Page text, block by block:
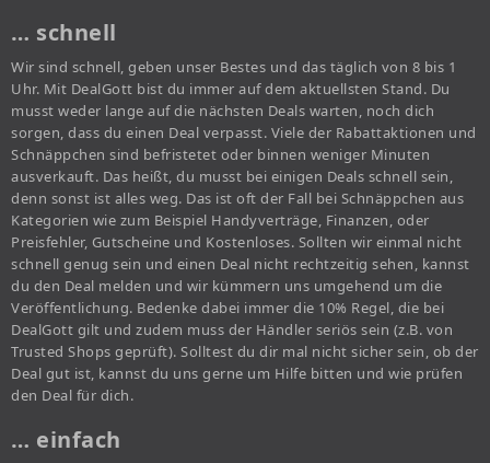
… schnell
Wir sind schnell, geben unser Bestes und das täglich von 8 bis 1
Uhr. Mit DealGott bist du immer auf dem aktuellsten Stand. Du
musst weder lange auf die nächsten Deals warten, noch dich
sorgen, dass du einen Deal verpasst. Viele der Rabattaktionen und
Schnäppchen sind befristetet oder binnen weniger Minuten
ausverkauft. Das heißt, du musst bei einigen Deals schnell sein,
denn sonst ist alles weg. Das ist oft der Fall bei Schnäppchen aus
Kategorien wie zum Beispiel Handyverträge, Finanzen, oder
Preisfehler, Gutscheine und Kostenloses. Sollten wir einmal nicht
schnell genug sein und einen Deal nicht rechtzeitig sehen, kannst
du den Deal melden und wir kümmern uns umgehend um die
Veröffentlichung. Bedenke dabei immer die 10% Regel, die bei
DealGott gilt und zudem muss der Händler seriös sein (z.B. von
Trusted Shops geprüft). Solltest du dir mal nicht sicher sein, ob der
Deal gut ist, kannst du uns gerne um Hilfe bitten und wie prüfen
den Deal für dich.
… einfach